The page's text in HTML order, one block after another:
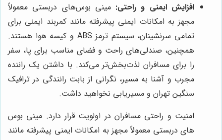
افزایش ایمنی و راحتی: مینی بوس‌های دربستی معمولاً
مجهز به امکانات ایمنی پیشرفته مانند کمربند ایمنی برای
تمامی سرنشینان، سیستم ترمز ABS و کیسه هوا هستند.
همچنین، صندلی‌های راحت و فضای مناسب برای پا، سفر
را برای مسافران لذت‌بخش‌تر می‌کند. با داشتن یک راننده
مجرب و آشنا به مسیر، نگرانی از بابت رانندگی در ترافیک
سنگین تهران و مسیریابی نخواهید داشت.
امنیت و راحتی مسافران در اولویت قرار دارد. مینی بوس
های دربستی معمولاً مجهز به امکانات ایمنی پیشرفته مانند